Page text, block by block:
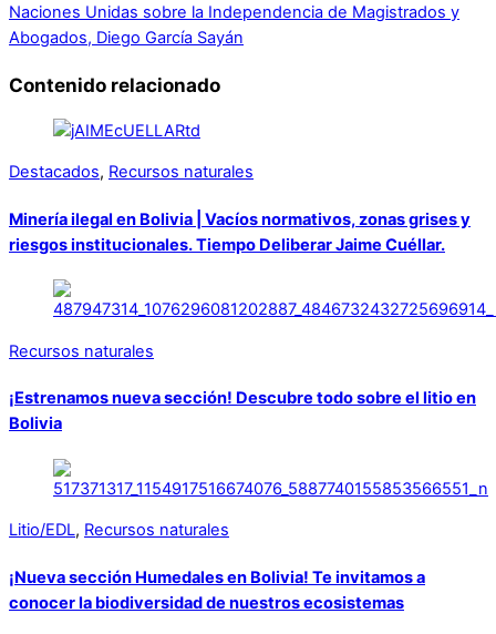
Naciones Unidas sobre la Independencia de Magistrados y
Abogados, Diego García Sayán
Contenido relacionado
Destacados, Recursos naturales
Minería ilegal en Bolivia | Vacíos normativos, zonas grises y
riesgos institucionales. Tiempo Deliberar Jaime Cuéllar.
Recursos naturales
¡Estrenamos nueva sección! Descubre todo sobre el litio en
Bolivia
Litio/EDL, Recursos naturales
¡Nueva sección Humedales en Bolivia! Te invitamos a
conocer la biodiversidad de nuestros ecosistemas